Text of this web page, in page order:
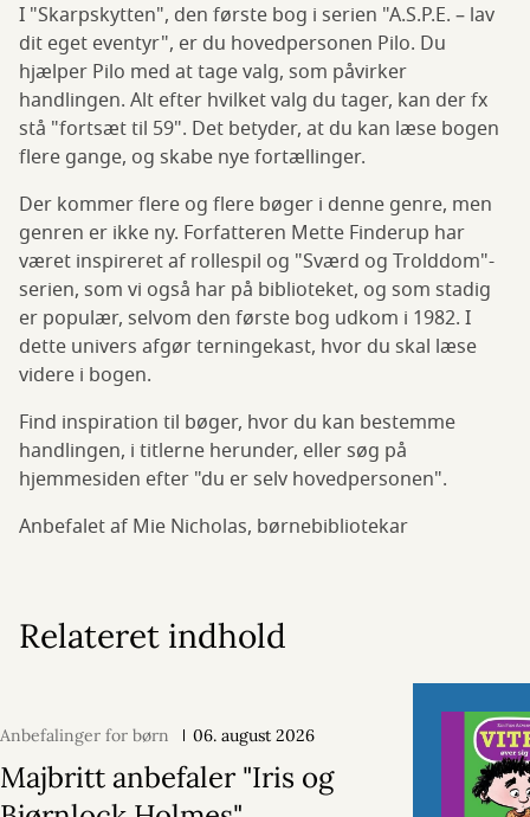
I "Skarpskytten", den første bog i serien "A.S.P.E. – lav
dit eget eventyr", er du hovedpersonen Pilo. Du
hjælper Pilo med at tage valg, som påvirker
handlingen. Alt efter hvilket valg du tager, kan der fx
stå "fortsæt til 59". Det betyder, at du kan læse bogen
flere gange, og skabe nye fortællinger.
Der kommer flere og flere bøger i denne genre, men
genren er ikke ny. Forfatteren Mette Finderup har
været inspireret af rollespil og "Sværd og Trolddom"-
serien, som vi også har på biblioteket, og som stadig
er populær, selvom den første bog udkom i 1982. I
dette univers afgør terningekast, hvor du skal læse
videre i bogen.
Find inspiration til bøger, hvor du kan bestemme
handlingen, i titlerne herunder, eller søg på
hjemmesiden efter "du er selv hovedpersonen".
Anbefalet af Mie Nicholas, børnebibliotekar
Relateret indhold
Anbefalinger for børn 06. august 2026
Majbritt anbefaler "Iris og